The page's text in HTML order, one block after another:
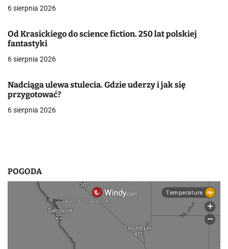
a
w
p
s
u
6 sierpnia 2026
Od Krasickiego do science fiction. 250 lat polskiej
fantastyki
6 sierpnia 2026
Nadciąga ulewa stulecia. Gdzie uderzy i jak się
przygotować?
6 sierpnia 2026
POGODA